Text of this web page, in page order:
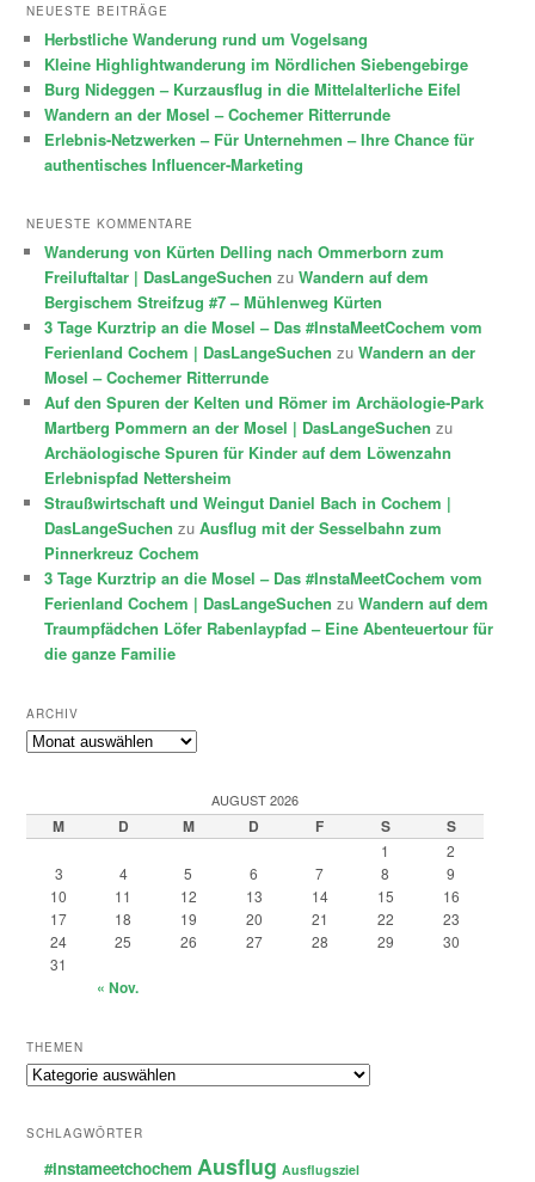
NEUESTE BEITRÄGE
Herbstliche Wanderung rund um Vogelsang
Kleine Highlightwanderung im Nördlichen Siebengebirge
Burg Nideggen – Kurzausflug in die Mittelalterliche Eifel
Wandern an der Mosel – Cochemer Ritterrunde
Erlebnis-Netzwerken – Für Unternehmen – Ihre Chance für
authentisches Influencer-Marketing
NEUESTE KOMMENTARE
Wanderung von Kürten Delling nach Ommerborn zum
Freiluftaltar | DasLangeSuchen zuWandern auf dem
Bergischem Streifzug #7 – Mühlenweg Kürten
3 Tage Kurztrip an die Mosel – Das #InstaMeetCochem vom
Ferienland Cochem | DasLangeSuchen zuWandern an der
Mosel – Cochemer Ritterrunde
Auf den Spuren der Kelten und Römer im Archäologie-Park
Martberg Pommern an der Mosel | DasLangeSuchen zu
Archäologische Spuren für Kinder auf dem Löwenzahn
Erlebnispfad Nettersheim
Straußwirtschaft und Weingut Daniel Bach in Cochem |
DasLangeSuchen zuAusflug mit der Sesselbahn zum
Pinnerkreuz Cochem
3 Tage Kurztrip an die Mosel – Das #InstaMeetCochem vom
Ferienland Cochem | DasLangeSuchen zuWandern auf dem
Traumpfädchen Löfer Rabenlaypfad – Eine Abenteuertour für
die ganze Familie
ARCHIV
Archiv
AUGUST 2026
M D M D F S S
1
2
3
4 5 6 7 8
9
10
11 12 13 14 15
16
17
18 19 20 21 22
23
24
25 26 27 28 29
30
31
« Nov.
THEMEN
Themen
SCHLAGWÖRTER
#instameetchochem Ausflug Ausflugsziel